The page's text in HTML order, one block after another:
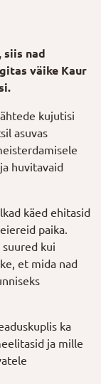
siis nad
väike Kaur
kujutisi
asuvas
huvitavaid
käed ehitasid
paika.
kui
et mida nad
ka
ja mille